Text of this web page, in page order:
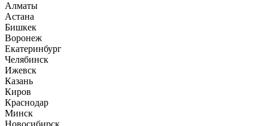
Алматы
Астана
Бишкек
Воронеж
Екатеринбург
Челябинск
Ижевск
Казань
Киров
Краснодар
Минск
Новосибирск